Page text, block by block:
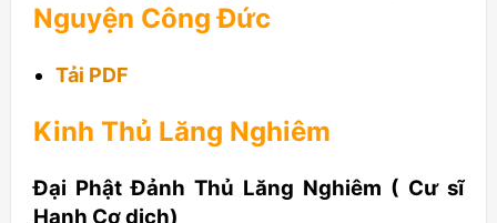
Nguyện Công Đức
Tải PDF
Kinh Thủ Lăng Nghiêm
Đại Phật Đảnh Thủ Lăng Nghiêm ( Cư sĩ
Hạnh Cơ dịch)